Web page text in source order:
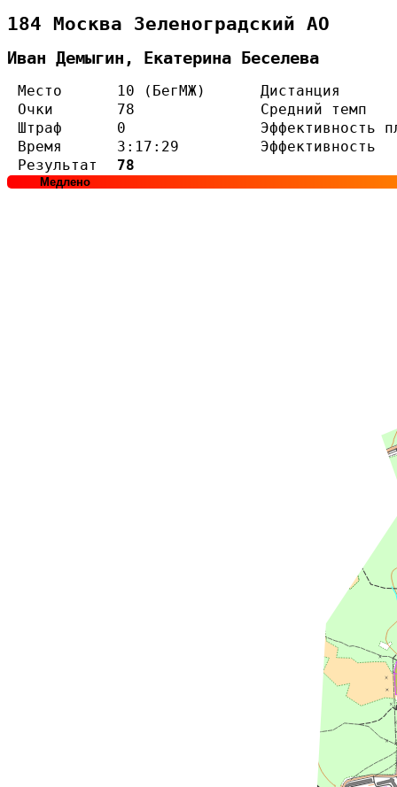
184 Москва Зеленоградский АО
Иван Демыгин, Екатерина Беселева
Место 10 (БегМЖ)
Дистанция
Очки
78
Средний темп
Штраф
0
Эффективность
Время
3:17:29
Эффективность
Результат
78
Медлено